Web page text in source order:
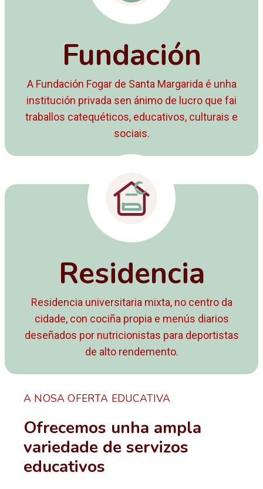
Fundación
A Fundación Fogar de Santa Margarida é unha
institución privada sen ánimo de lucro que fai
traballos catequéticos, educativos, culturais e
sociais.
Residencia
Residencia universitaria mixta, no centro da
cidade, con cociña propia e menús diarios
deseñados por nutricionistas para deportistas
de alto rendemento.
A NOSA OFERTA EDUCATIVA
Ofrecemos unha ampla
variedade de servizos
educativos